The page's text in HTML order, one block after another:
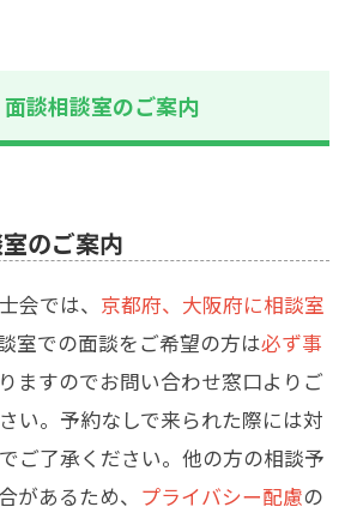
談相談室のご案内
のご案内
会では、 京都府、大阪府に相談室
室での面談をご希望の方は必ず事
ますのでお問い合わせ窓口よりご
い。予約なしで来られた際には対
ご了承ください。他の方の相談予
があるため、 プライバシー配慮の